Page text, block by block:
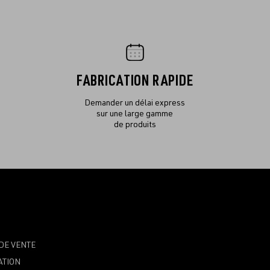
FABRICATION RAPIDE
Demander un délai express
sur une large gamme
de produits
VENTE